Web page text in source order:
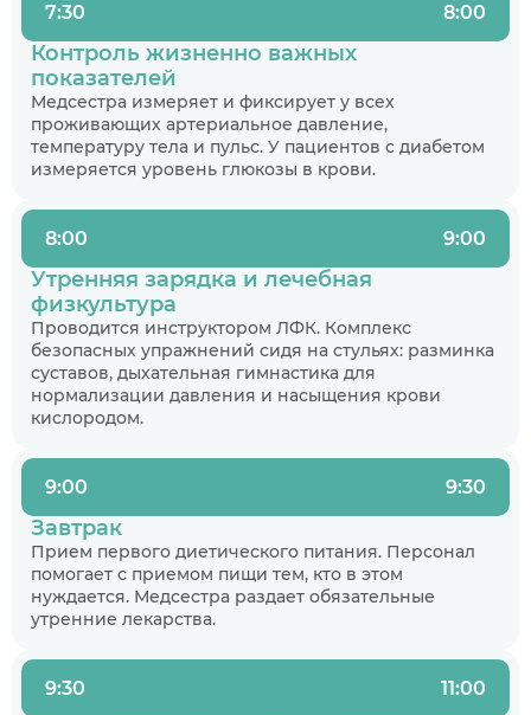
7:30 8:00
Контроль жизненно важных
показателей
Медсестра измеряет и фиксирует у всех
проживающих артериальное давление,
температуру тела и пульс. У пациентов с диабетом
измеряется уровень глюкозы в крови.
8:00 9:00
Утренняя зарядка и лечебная
физкультура
Проводится инструктором ЛФК. Комплекс
безопасных упражнений сидя на стульях: разминка
суставов, дыхательная гимнастика для
нормализации давления и насыщения крови
кислородом.
9:00 9:30
Завтрак
Прием первого диетического питания. Персонал
помогает с приемом пищи тем, кто в этом
нуждается. Медсестра раздает обязательные
утренние лекарства.
9:30 11:00